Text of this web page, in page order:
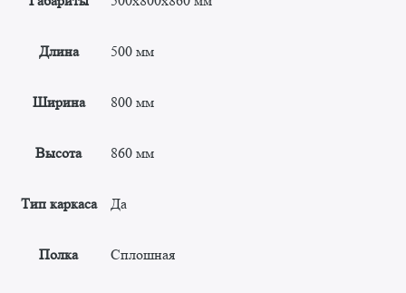
Длина 500 мм
Ширина 800 мм
Высота 860 мм
Тип каркаса Да
Полка Сплошная